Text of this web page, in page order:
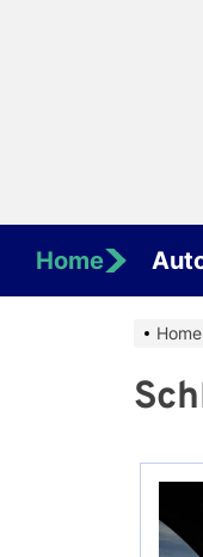
Home
Home